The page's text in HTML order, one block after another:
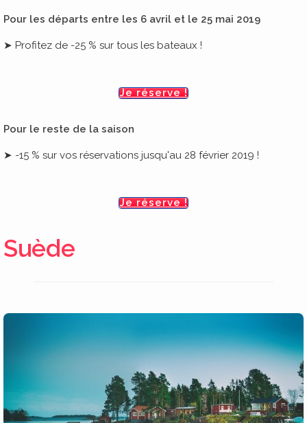
Pour les départs entre les 6 avril et le 25 mai 2019
➤ Profitez de -25 % sur tous les bateaux !
Je réserve !
Pour le reste de la saison
➤ -15 % sur vos réservations jusqu'au 28 février 2019 !
Je réserve !
Suède